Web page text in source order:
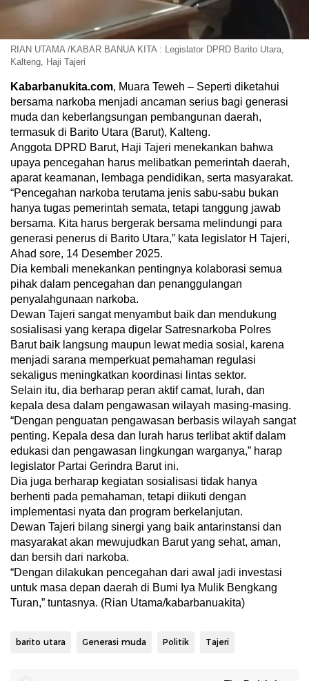
RIAN UTAMA /KABAR BANUA KITA : Legislator DPRD Barito Utara,
Kalteng, Haji Tajeri
Kabarbanukita.com, Muara Teweh – Seperti diketahui
bersama narkoba menjadi ancaman serius bagi generasi
muda dan keberlangsungan pembangunan daerah,
termasuk di Barito Utara (Barut), Kalteng.
Anggota DPRD Barut, Haji Tajeri menekankan bahwa
upaya pencegahan harus melibatkan pemerintah daerah,
aparat keamanan, lembaga pendidikan, serta masyarakat.
“Pencegahan narkoba terutama jenis sabu-sabu bukan
hanya tugas pemerintah semata, tetapi tanggung jawab
bersama. Kita harus bergerak bersama melindungi para
generasi penerus di Barito Utara,” kata legislator H Tajeri,
Ahad sore, 14 Desember 2025.
Dia kembali menekankan pentingnya kolaborasi semua
pihak dalam pencegahan dan penanggulangan
penyalahgunaan narkoba.
Dewan Tajeri sangat menyambut baik dan mendukung
sosialisasi yang kerapa digelar Satresnarkoba Polres
Barut baik langsung maupun lewat media sosial, karena
menjadi sarana memperkuat pemahaman regulasi
sekaligus meningkatkan koordinasi lintas sektor.
Selain itu, dia berharap peran aktif camat, lurah, dan
kepala desa dalam pengawasan wilayah masing-masing.
“Dengan penguatan pengawasan berbasis wilayah sangat
penting. Kepala desa dan lurah harus terlibat aktif dalam
edukasi dan pengawasan lingkungan warganya,” harap
legislator Partai Gerindra Barut ini.
Dia juga berharap kegiatan sosialisasi tidak hanya
berhenti pada pemahaman, tetapi diikuti dengan
implementasi nyata dan program berkelanjutan.
Dewan Tajeri bilang sinergi yang baik antarinstansi dan
masyarakat akan mewujudkan Barut yang sehat, aman,
dan bersih dari narkoba.
“Dengan dilakukan pencegahan dari awal jadi investasi
untuk masa depan daerah di Bumi Iya Mulik Bengkang
Turan,” tuntasnya. (Rian Utama/kabarbanuakita)
barito utara Generasi muda Politik Tajeri